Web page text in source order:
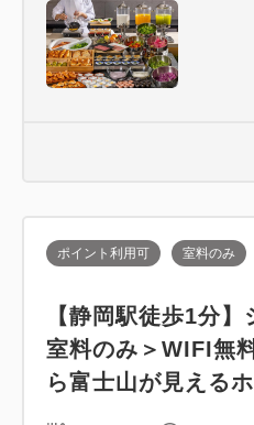
ポイント利用可 室料のみ
【静岡駅徒歩1分
室料のみ＞WIFI無
ら富士山が見える